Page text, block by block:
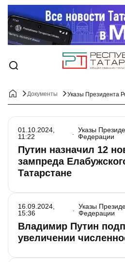
Документы Указы Президента
Путин назначил 12
зампреда
Татарстане
01.10.2024,
11:22
Указы
Федерации
Владимир Путин
увеличении
16.09.2024,
15:36
Указы
Федерации